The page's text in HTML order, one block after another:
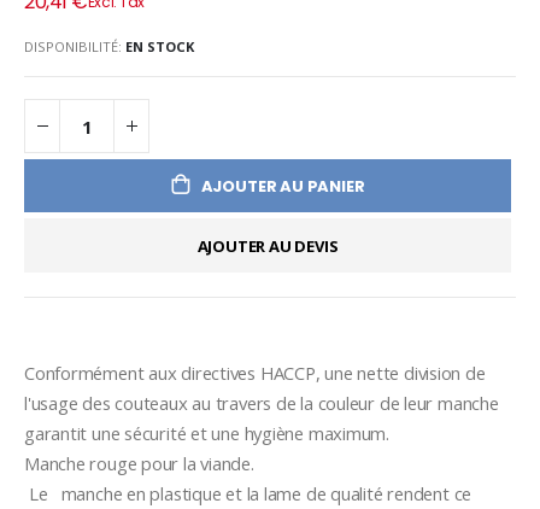
DISPONIBILITÉ: EN STOCK
AJOUTER AU PANIER
AJOUTER AU DEVIS
Conformément aux directives HACCP, une nette division de
l'usage des couteaux au travers de la couleur de leur manche
garantit une sécurité et une hygiène maximum.
Manche rouge pour la viande.